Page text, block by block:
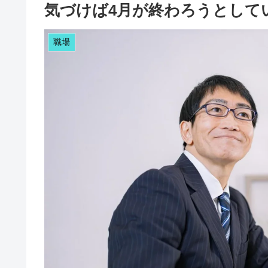
気づけば4月が終わろうとして
職場